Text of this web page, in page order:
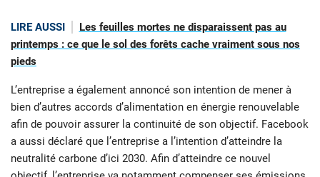
LIRE AUSSI
Les feuilles mortes ne disparaissent pas au
printemps : ce que le sol des forêts cache vraiment sous nos
pieds
L’entreprise a également annoncé son intention de mener à
bien d’autres accords d’alimentation en énergie renouvelable
afin de pouvoir assurer la continuité de son objectif. Facebook
a aussi déclaré que l’entreprise a l’intention d’atteindre la
neutralité carbone d’ici 2030. Afin d’atteindre ce nouvel